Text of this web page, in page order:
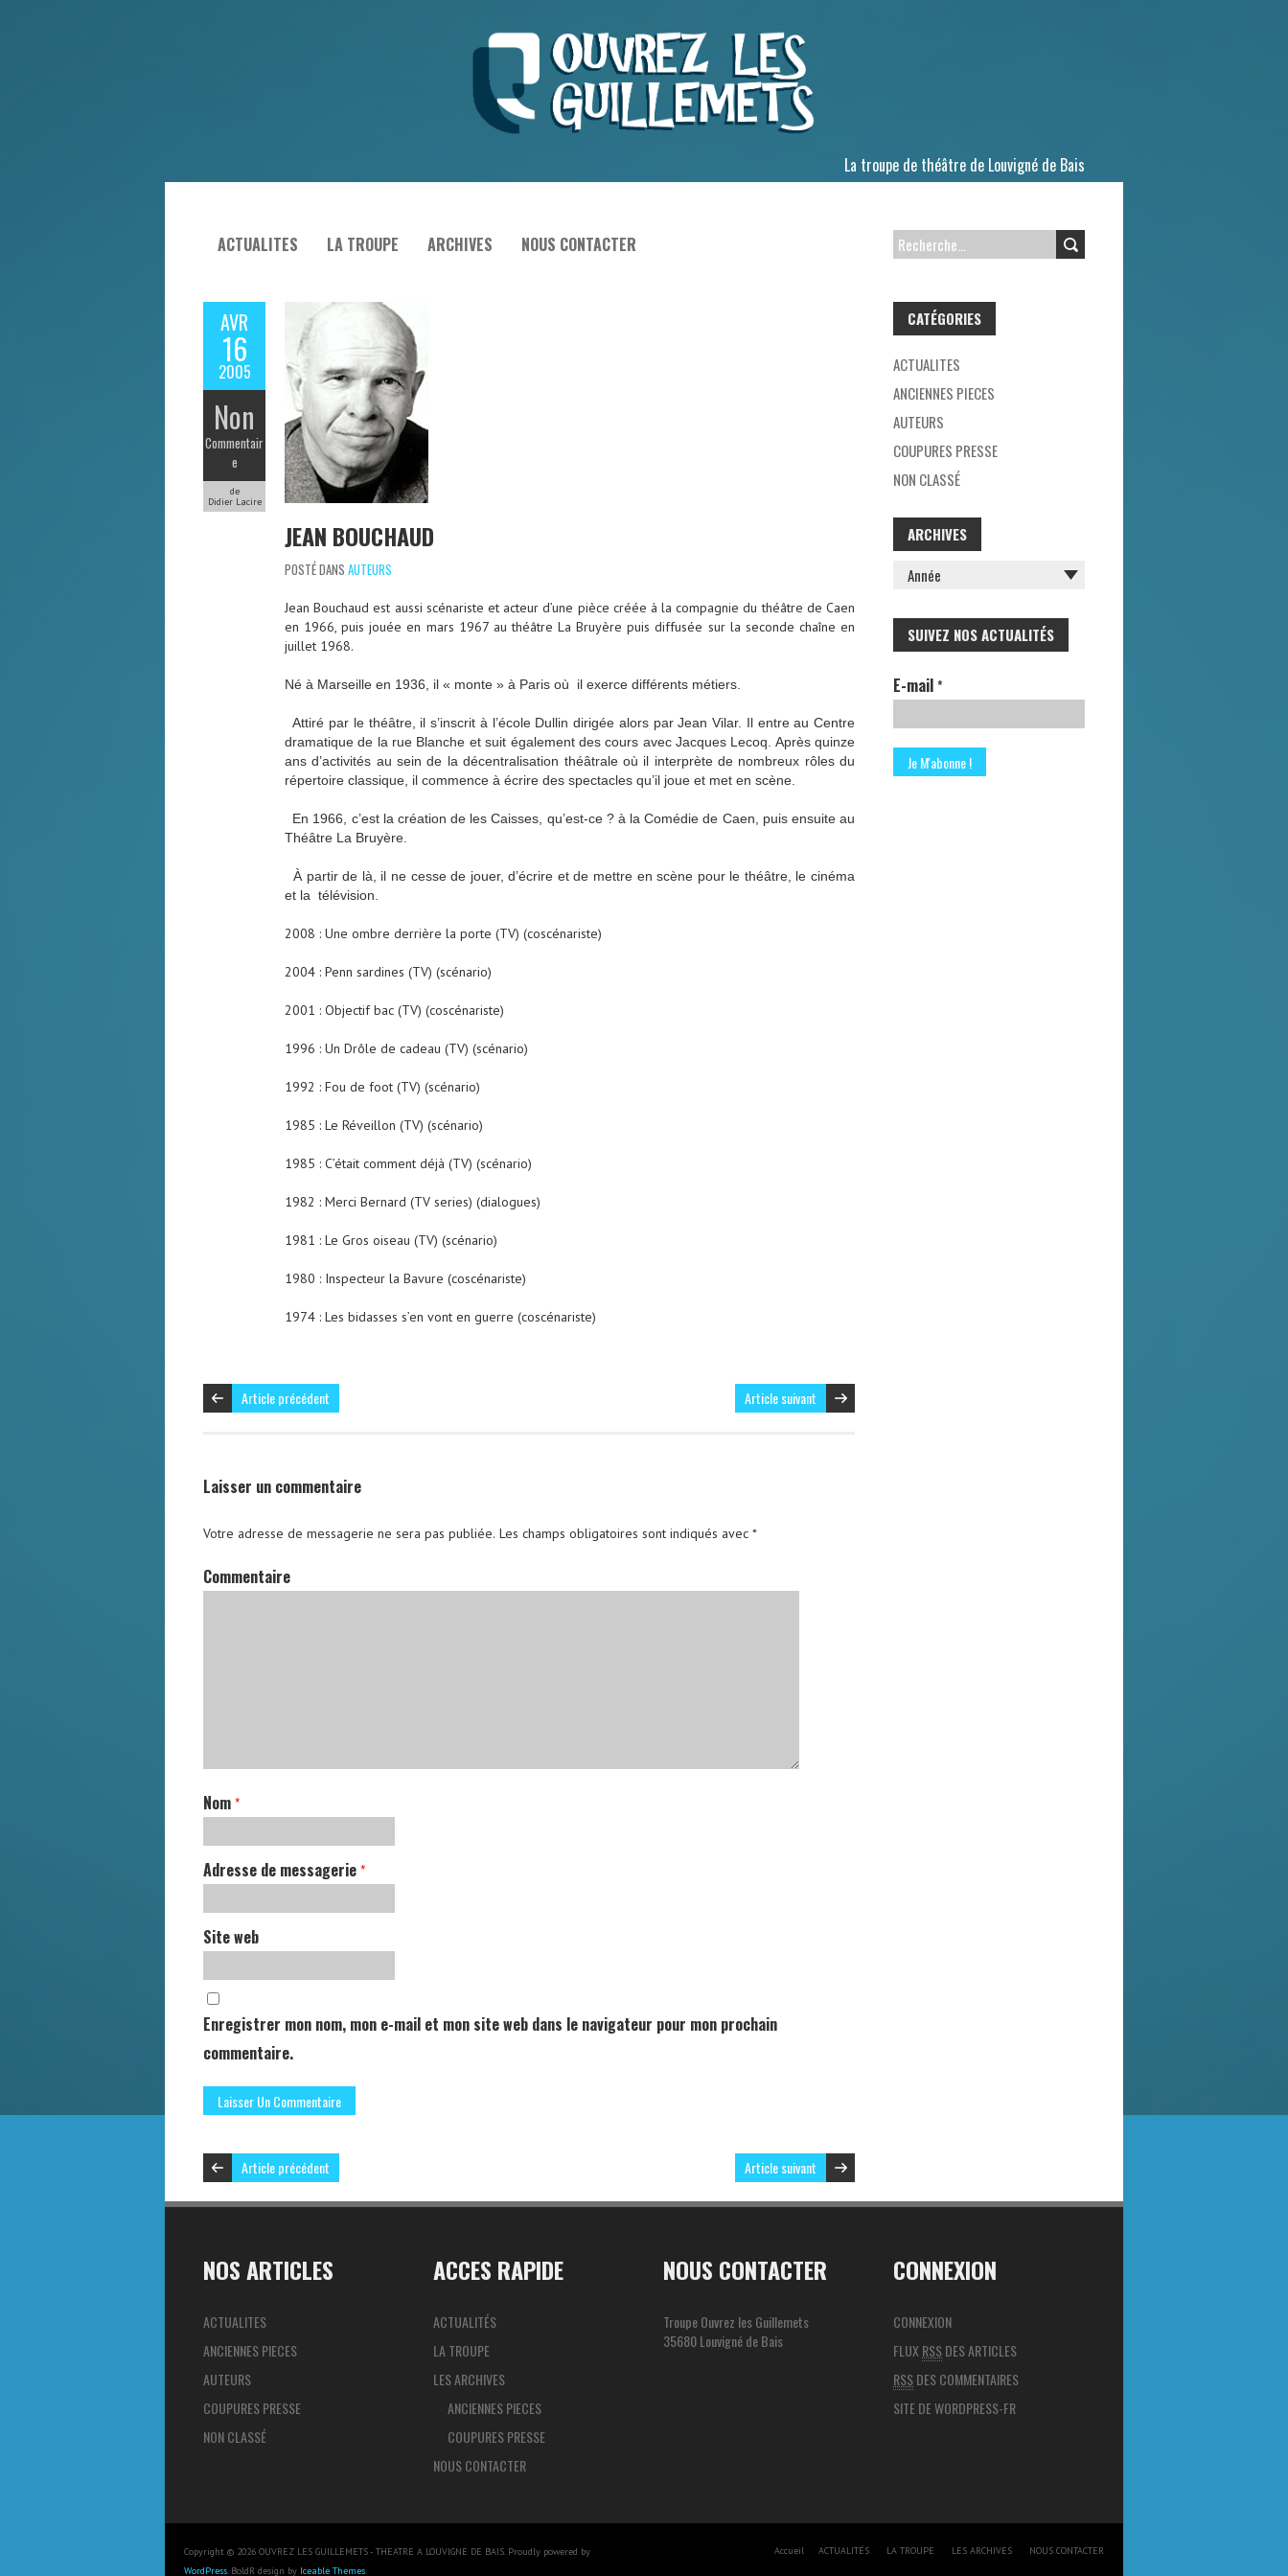
La troupe de théâtre de Louvigné de Bais
ACTUALITES LA TROUPE ARCHIVES NOUS CONTACTER
R
C
H
E
R
C
H
E
AVR
16
2005
Non
Commentair
e
de
Didier Lacire
JEAN BOUCHAUD
POSTÉ DANS AUTEURS
Jean Bouchaud est aussi scénariste et acteur d’une pièce créée à la compagnie du théâtre de Caen
en 1966, puis jouée en mars 1967 au théâtre La Bruyère puis diffusée sur la seconde chaîne en
juillet 1968.
Né à Marseille en 1936, il « monte » à Paris où il exerce différents métiers.
Attiré par le théâtre, il s’inscrit à l’école Dullin dirigée alors par Jean Vilar. Il entre au Centre
dramatique de la rue Blanche et suit également des cours avec Jacques Lecoq. Après quinze
ans d’activités au sein de la décentralisation théâtrale où il interprète de nombreux rôles du
répertoire classique, il commence à écrire des spectacles qu’il joue et met en scène.
En 1966, c’est la création de les Caisses, qu’est-ce ? à la Comédie de Caen, puis ensuite au
Théâtre La Bruyère.
À partir de là, il ne cesse de jouer, d’écrire et de mettre en scène pour le théâtre, le cinéma
et la télévision.
2008 : Une ombre derrière la porte (TV) (coscénariste)
2004 : Penn sardines (TV) (scénario)
2001 : Objectif bac (TV) (coscénariste)
1996 : Un Drôle de cadeau (TV) (scénario)
1992 : Fou de foot (TV) (scénario)
1985 : Le Réveillon (TV) (scénario)
1985 : C’était comment déjà (TV) (scénario)
1982 : Merci Bernard (TV series) (dialogues)
1981 : Le Gros oiseau (TV) (scénario)
1980 : Inspecteur la Bavure (coscénariste)
1974 : Les bidasses s’en vont en guerre (coscénariste)
Article précédent Article suivant
Laisser un commentaire
Votre adresse de messagerie ne sera pas publiée. Les champs obligatoires sont indiqués avec *
Commentaire
Nom *
Adresse de messagerie *
Site web
Enregistrer mon nom, mon e-mail et mon site web dans le navigateur pour mon prochain
commentaire.
Article précédent Article suivant
CATÉGORIES
ACTUALITES
ANCIENNES PIECES
AUTEURS
COUPURES PRESSE
NON CLASSÉ
ARCHIVES
SUIVEZ NOS ACTUALITÉS
E-mail *
NOS ARTICLES
ACTUALITES
ANCIENNES PIECES
AUTEURS
COUPURES PRESSE
NON CLASSÉ
ACCES RAPIDE
ACTUALITÉS
LA TROUPE
LES ARCHIVES
ANCIENNES PIECES
COUPURES PRESSE
NOUS CONTACTER
NOUS CONTACTER
Troupe Ouvrez les Guillemets
35680 Louvigné de Bais
CONNEXION
CONNEXION
FLUX RSSDES ARTICLES
RSSDES COMMENTAIRES
SITE DE WORDPRESS-FR
Copyright © 2026 OUVREZ LES GUILLEMETS - THEATRE A LOUVIGNE DE BAIS. Proudly powered by
WordPress. BoldR design by Iceable Themes.
Accueil ACTUALITÉS LA TROUPE LES ARCHIVES NOUS CONTACTER